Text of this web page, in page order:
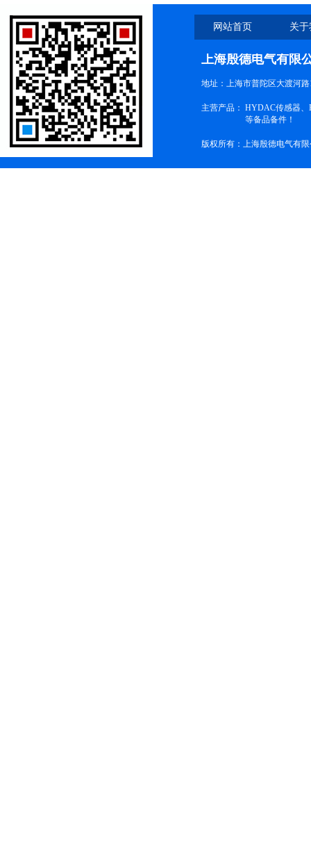
网站首页 关
上海殷德电气有限
地址：上海市普陀区大渡河路
主营产品： HYDAC传感器、
等备品备件！
版权所有：上海殷德电气有